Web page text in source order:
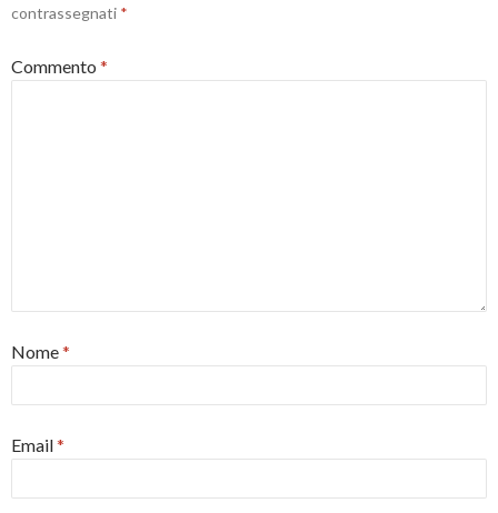
contrassegnati *
Commento *
Nome*
Email*